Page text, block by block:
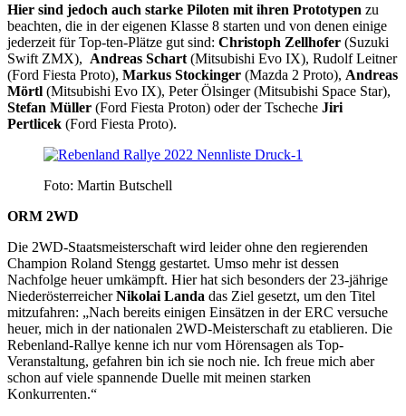
Hier sind jedoch auch starke Piloten mit ihren Prototypen zu
beachten, die in der eigenen Klasse 8 starten und von denen einige
jederzeit für Top-ten-Plätze gut sind: Christoph Zellhofer (Suzuki
Swift ZMX), Andreas Schart (Mitsubishi Evo IX), Rudolf Leitner
(Ford Fiesta Proto), Markus Stockinger (Mazda 2 Proto), Andreas
Mörtl (Mitsubishi Evo IX), Peter Ölsinger (Mitsubishi Space Star),
Stefan Müller (Ford Fiesta Proton) oder der Tscheche Jiri
Pertlicek (Ford Fiesta Proto).
Foto: Martin Butschell
ORM 2WD
Die 2WD-Staatsmeisterschaft wird leider ohne den regierenden
Champion Roland Stengg gestartet. Umso mehr ist dessen
Nachfolge heuer umkämpft. Hier hat sich besonders der 23-jährige
NiederösterreicherNikolai Landa das Ziel gesetzt, um den Titel
mitzufahren: „Nach bereits einigen Einsätzen in der ERC versuche
heuer, mich in der nationalen 2WD-Meisterschaft zu etablieren. Die
Rebenland-Rallye kenne ich nur vom Hörensagen als Top-
Veranstaltung, gefahren bin ich sie noch nie. Ich freue mich aber
schon auf viele spannende Duelle mit meinen starken
Konkurrenten.“